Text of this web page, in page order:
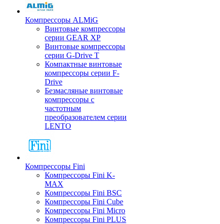
Компрессоры ALMiG
Винтовые компрессоры
серии GEAR XP
Винтовые компрессоры
серии G-Drive T
Компактные винтовые
компрессоры серии F-
Drive
Безмасляные винтовые
компрессоры с
частотным
преобразователем серии
LENTO
Компрессоры Fini
Компрессоры Fini K-
MAX
Компрессоры Fini BSC
Компрессоры Fini Cube
Компрессоры Fini Micro
Компрессоры Fini PLUS